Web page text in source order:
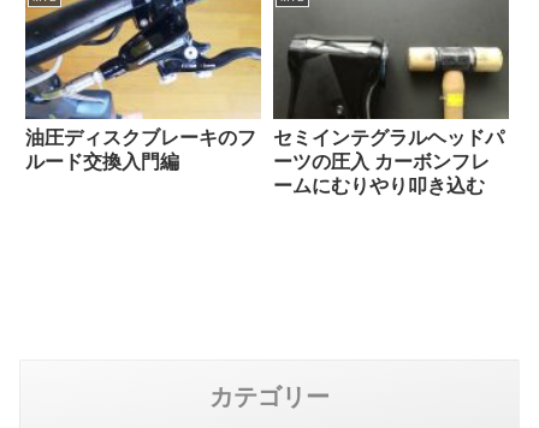
油圧ディスクブレーキのフ
ルード交換入門編
セミインテグラルヘッドパ
ーツの圧入 カーボンフレ
ームにむりやり叩き込む
カテゴリー